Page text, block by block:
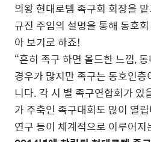
의왕 현대로템 족구회 회장을
규진 주임의 설명을 통해 동호
아 보기로 하죠!
“흔히 족구 하면 올드한 느낌,
경우가 많지만 족구는 동호인
니다. 각 시 별 족구연합회가
가 주축인 족구대회도 많이 열
연구 등이 체계적으로 이루어